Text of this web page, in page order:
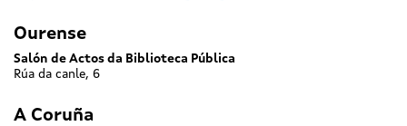
Ourense
Salón de Actos da Biblioteca Pública
Rúa da canle, 6
A Coruña